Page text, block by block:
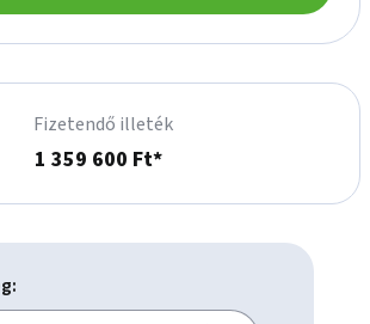
lehet családok, fiatal párok és
számára egyaránt.
elérhető:
kínál
Fizetendő illeték
1 359 600 Ft*